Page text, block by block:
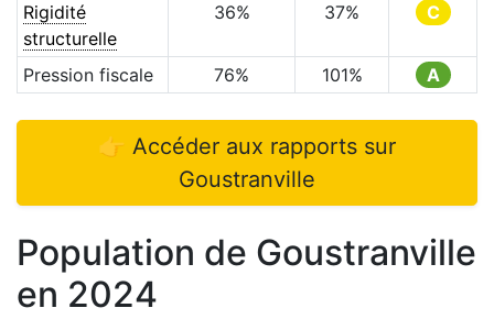
Rigidité
structurelle
36% 37% C
Pression fiscale 76% 101% A
👉 Accéder aux rapports sur
Goustranville
Population de Goustranville
en 2024